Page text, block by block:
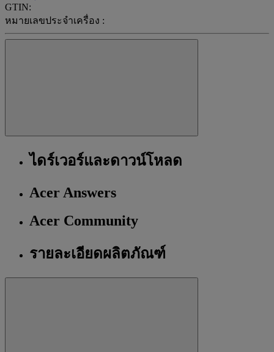
GTIN:
หมายเลขประจำเครื่อง :
ไดร์เวอร์และดาวน์โหลด
Acer Answers
Acer Community
รายละเอียดผลิตภัณฑ์